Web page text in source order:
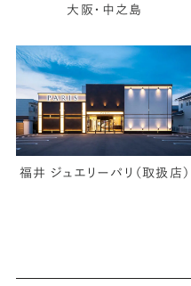
大阪・中之島
福井 ジュエリーパリ（取扱店）